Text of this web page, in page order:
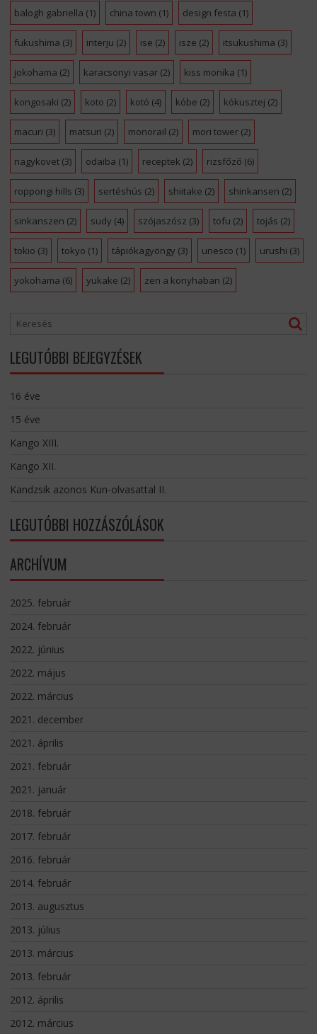
balogh gabriella (1) china town (1) design festa (1)
fukushima (3) interju (2) ise (2) isze (2) itsukushima (3)
jokohama (2) karacsonyi vasar(2) kiss monika (1)
kongosaki (2) koto (2) kotó (4) kóbe (2) kókusztej (2)
macuri (3) matsuri (2) monorail (2) mori tower(2)
nagykovet(3) odaiba (1) receptek (2) rizsfőző (6)
roppongi hills (3) sertéshús (2) shiitake (2) shinkansen (2)
sinkanszen (2) sudy (4) szójaszósz (3) tofu (2) tojás (2)
tokio (3) tokyo (1) tápiókagyöngy (3) unesco (1) urushi (3)
yokohama (6) yukake (2) zen a konyhaban (2)
LEGUTÓBBI BEJEGYZÉSEK
16 éve
15 éve
Kango XIII.
Kango XII.
Kandzsik azonos Kun-olvasattal II.
LEGUTÓBBI HOZZÁSZÓLÁSOK
ARCHÍVUM
2025. február
2024. február
2022. június
2022. május
2022. március
2021. december
2021. április
2021. február
2021. január
2018. február
2017. február
2016. február
2014. február
2013. augusztus
2013. július
2013. március
2013. február
2012. április
2012. március